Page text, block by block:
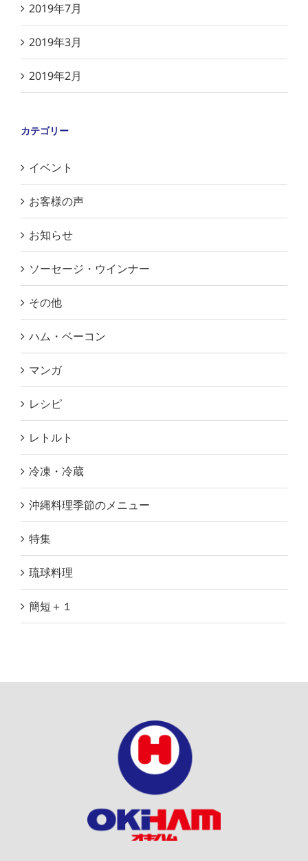
2019年7月
2019年3月
2019年2月
カテゴリー
イベント
お客様の声
お知らせ
ソーセージ・ウインナー
その他
ハム・ベーコン
マンガ
レシピ
レトルト
冷凍・冷蔵
沖縄料理季節のメニュー
特集
琉球料理
簡短＋１